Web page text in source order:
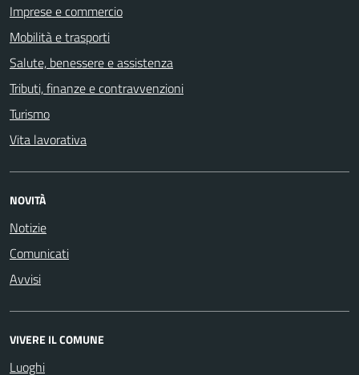
Imprese e commercio
Mobilità e trasporti
Salute, benessere e assistenza
Tributi, finanze e contravvenzioni
Turismo
Vita lavorativa
NOVITÀ
Notizie
Comunicati
Avvisi
VIVERE IL COMUNE
Luoghi